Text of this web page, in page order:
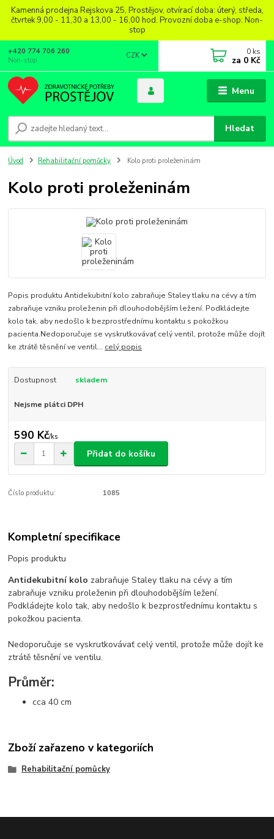
Kamenná prodejna Rejskova 25, Prostějov, otvírací doba: úterý, středa,
čtvrtek 9,00 - 11,30 a 13,00 - 16,00 hod. Provozní doba e-shop: Non-
stop
Menu
CZK
Hledat
+420 774 706 260
Non-stop
0 ks
za 0 Kč
Úvod Rehabilitační pomůcky Kolo proti proleženinám
Kolo proti proleženinám
Popis produktu Antidekubitní kolo zabraňuje Staley tlaku na cévy a tím
zabraňuje vzniku proleženin při dlouhodobějším ležení. Podkládejte
kolo tak, aby nedošlo k bezprostřednímu kontaktu s pokožkou
pacienta.Nedoporučuje se vyskrutkovávať celý ventil, protože může dojít
ke ztrátě těsnění ve ventil... celý popis
Dostupnost skladem
Nejsme plátci DPH
590 Kč/ks
Přidat do košíku
Číslo produktu: 1085
Kompletní specifikace
Popis produktu
Antidekubitní kolo zabraňuje Staley tlaku na cévy a tím
zabraňuje vzniku proleženin při dlouhodobějším ležení.
Podkládejte kolo tak, aby nedošlo k bezprostřednímu kontaktu s
pokožkou pacienta.
Nedoporučuje se vyskrutkovávať celý ventil, protože může dojít ke
ztrátě těsnění ve ventilu.
Průměr:
cca 40 cm
Zboží zařazeno v kategoriích
Rehabilitační pomůcky